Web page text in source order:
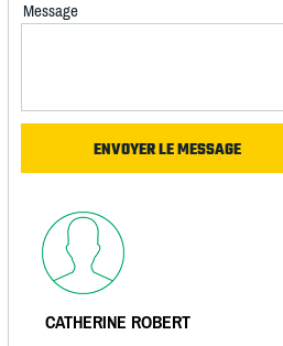
Message
CATHERINE ROBERT